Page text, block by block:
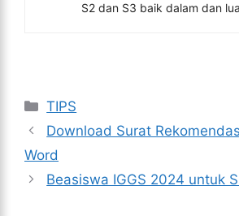
S2 dan S3 baik dalam dan
Kategori
TIPS
Download Surat
Word
Beasiswa IGGS 2024 untuk